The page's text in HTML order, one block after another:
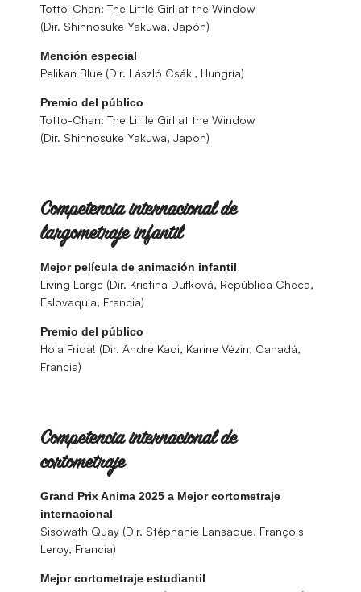
Totto-Chan: The Little Girl at the Window
(Dir. Shinnosuke Yakuwa, Japón)
Mención especial
Pelikan Blue (Dir. László Csáki, Hungría)
Premio del público
Totto-Chan: The Little Girl at the Window
(Dir. Shinnosuke Yakuwa, Japón)
Competencia internacional de
largometraje infantil
Mejor película de animación infantil
Living Large (Dir. Kristina Dufková, República Checa,
Eslovaquia, Francia)
Premio del público
Hola Frida! (Dir. André Kadi, Karine Vézin, Canadá,
Francia)
Competencia internacional de
cortometraje
Grand Prix Anima 2025 a Mejor cortometraje
internacional
Sisowath Quay (Dir. Stéphanie Lansaque, François
Leroy, Francia)
Mejor cortometraje estudiantil